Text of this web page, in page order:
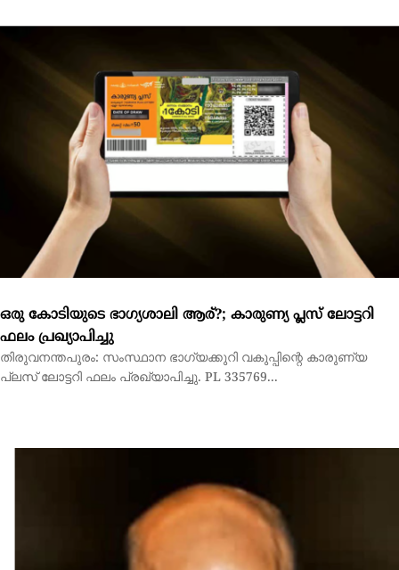
ഒരു കോടിയുടെ ഭാഗ്യശാലി ആര്?; കാരുണ്യ പ്ലസ് ലോട്ടറി
ഫലം പ്രഖ്യാപിച്ചു
തിരുവനന്തപുരം: സംസ്ഥാന ഭാഗ്യക്കുറി വകുപ്പിന്റെ കാരുണ്യ
പ്ലസ് ലോട്ടറി ഫലം പ്രഖ്യാപിച്ചു. PL 335769...